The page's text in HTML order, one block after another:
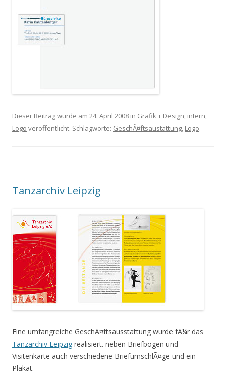
Dieser Beitrag wurde am 24. April 2008 in Grafik + Design, intern,
Logo veröffentlicht. Schlagworte: GeschÃ¤ftsaustattung, Logo.
Tanzarchiv Leipzig
Eine umfangreiche GeschÃ¤ftsausstattung wurde fÃ¼r das
Tanzarchiv Leipzig realisiert. neben Briefbogen und
Visitenkarte auch verschiedene BriefumschlÃ¤ge und ein
Plakat.